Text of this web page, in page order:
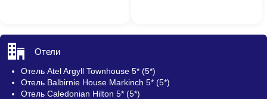
Отели
Отель Atel Argyll Townhouse 5* (5*)
Отель Balbirnie House Markinch 5* (5*)
Отель Caledonian Hilton 5* (5*)